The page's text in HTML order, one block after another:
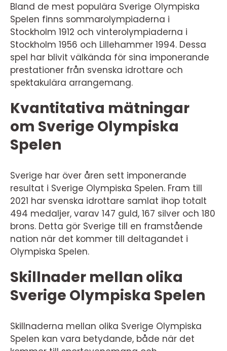
Bland de mest populära Sverige Olympiska
Spelen finns sommarolympiaderna i
Stockholm 1912 och vinterolympiaderna i
Stockholm 1956 och Lillehammer 1994. Dessa
spel har blivit välkända för sina imponerande
prestationer från svenska idrottare och
spektakulära arrangemang.
Kvantitativa mätningar
om Sverige Olympiska
Spelen
Sverige har över åren sett imponerande
resultat i Sverige Olympiska Spelen. Fram till
2021 har svenska idrottare samlat ihop totalt
494 medaljer, varav 147 guld, 167 silver och 180
brons. Detta gör Sverige till en framstående
nation när det kommer till deltagandet i
Olympiska Spelen.
Skillnader mellan olika
Sverige Olympiska Spelen
Skillnaderna mellan olika Sverige Olympiska
Spelen kan vara betydande, både när det